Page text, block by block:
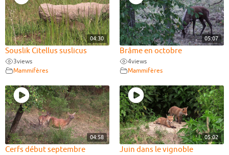
04:30
Souslik Citellus suslicus
3views
Mammifères
05:07
Brâme en octobre
4views
Mammifères
04:58
Cerfs début septembre
05:02
Juin dans le vignoble